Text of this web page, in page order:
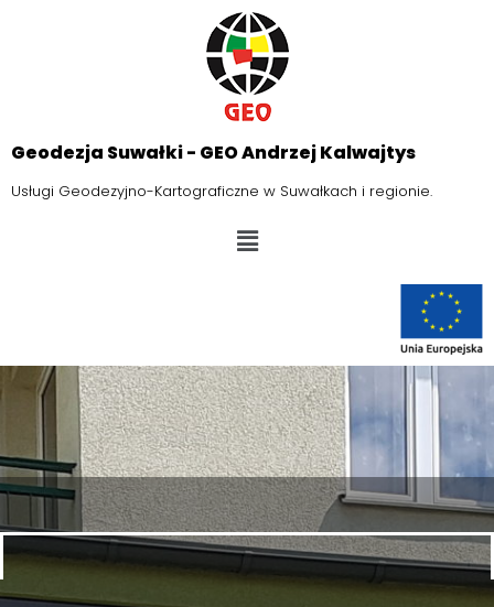
Geodezja Suwałki - GEO Andrzej Kalwajtys
Usługi Geodezyjno-Kartograficzne w Suwałkach i regionie.